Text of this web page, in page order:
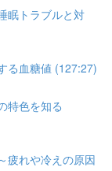
眠トラブルと対
る血糖値 (127:27)
特色を知る
れや冷えの原因